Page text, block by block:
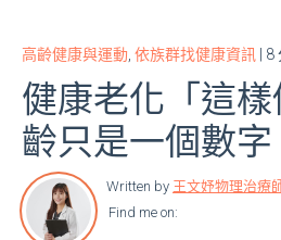
高齡健康與運動 依族群找健康資訊 |
健康老化「這
齡只是一個數字
Written by 王文妤物理治療
Find me on: